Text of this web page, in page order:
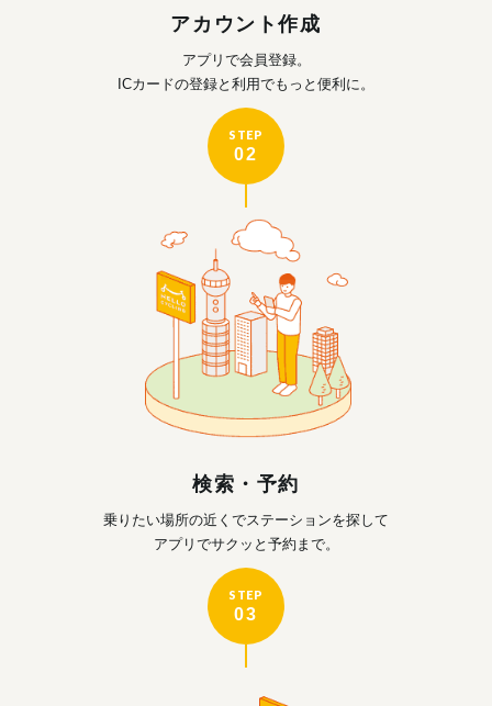
アカウント作成
アプリで会員登録。
ICカードの登録と利用でもっと便利に。
STEP
02
検索・予約
乗りたい場所の近くでステーションを探して
アプリでサクッと予約まで。
STEP
03